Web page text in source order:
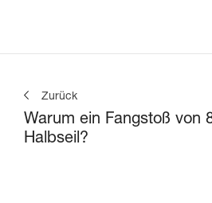
Zurück
Warum ein Fangstoß von
Halbseil?